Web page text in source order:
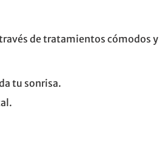
de tratamientos cómodos y
tu sonrisa.